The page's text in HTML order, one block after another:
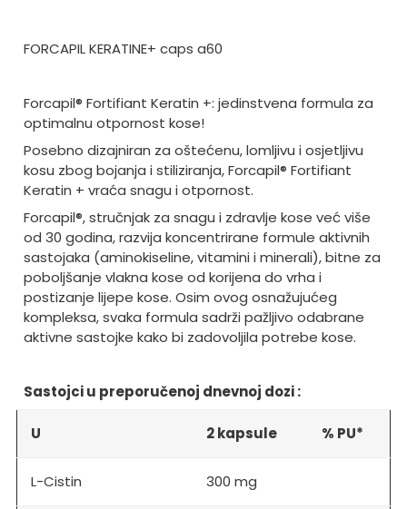
FORCAPIL KERATINE+ caps a60
Forcapil® Fortifiant Keratin +: jedinstvena formula za
optimalnu otpornost kose!
Posebno dizajniran za oštećenu, lomljivu i osjetljivu
kosu zbog bojanja i stiliziranja, Forcapil® Fortifiant
Keratin + vraća snagu i otpornost.
Forcapil®, stručnjak za snagu i zdravlje kose već više
od 30 godina, razvija koncentrirane formule aktivnih
sastojaka (aminokiseline, vitamini i minerali), bitne za
poboljšanje vlakna kose od korijena do vrha i
postizanje lijepe kose. Osim ovog osnažujućeg
kompleksa, svaka formula sadrži pažljivo odabrane
aktivne sastojke kako bi zadovoljila potrebe kose.
Sastojci u preporučenoj dnevnoj dozi :
U 2 kapsule % PU*
L-Cistin 300 mg